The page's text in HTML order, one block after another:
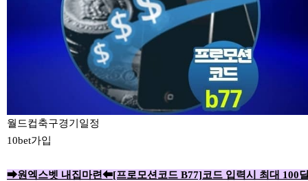
월드컵축구경기일정
10bet가입
➡원엑스벳 내집마련⬅[프로모션코드 B77]코드 입력시 최대 100